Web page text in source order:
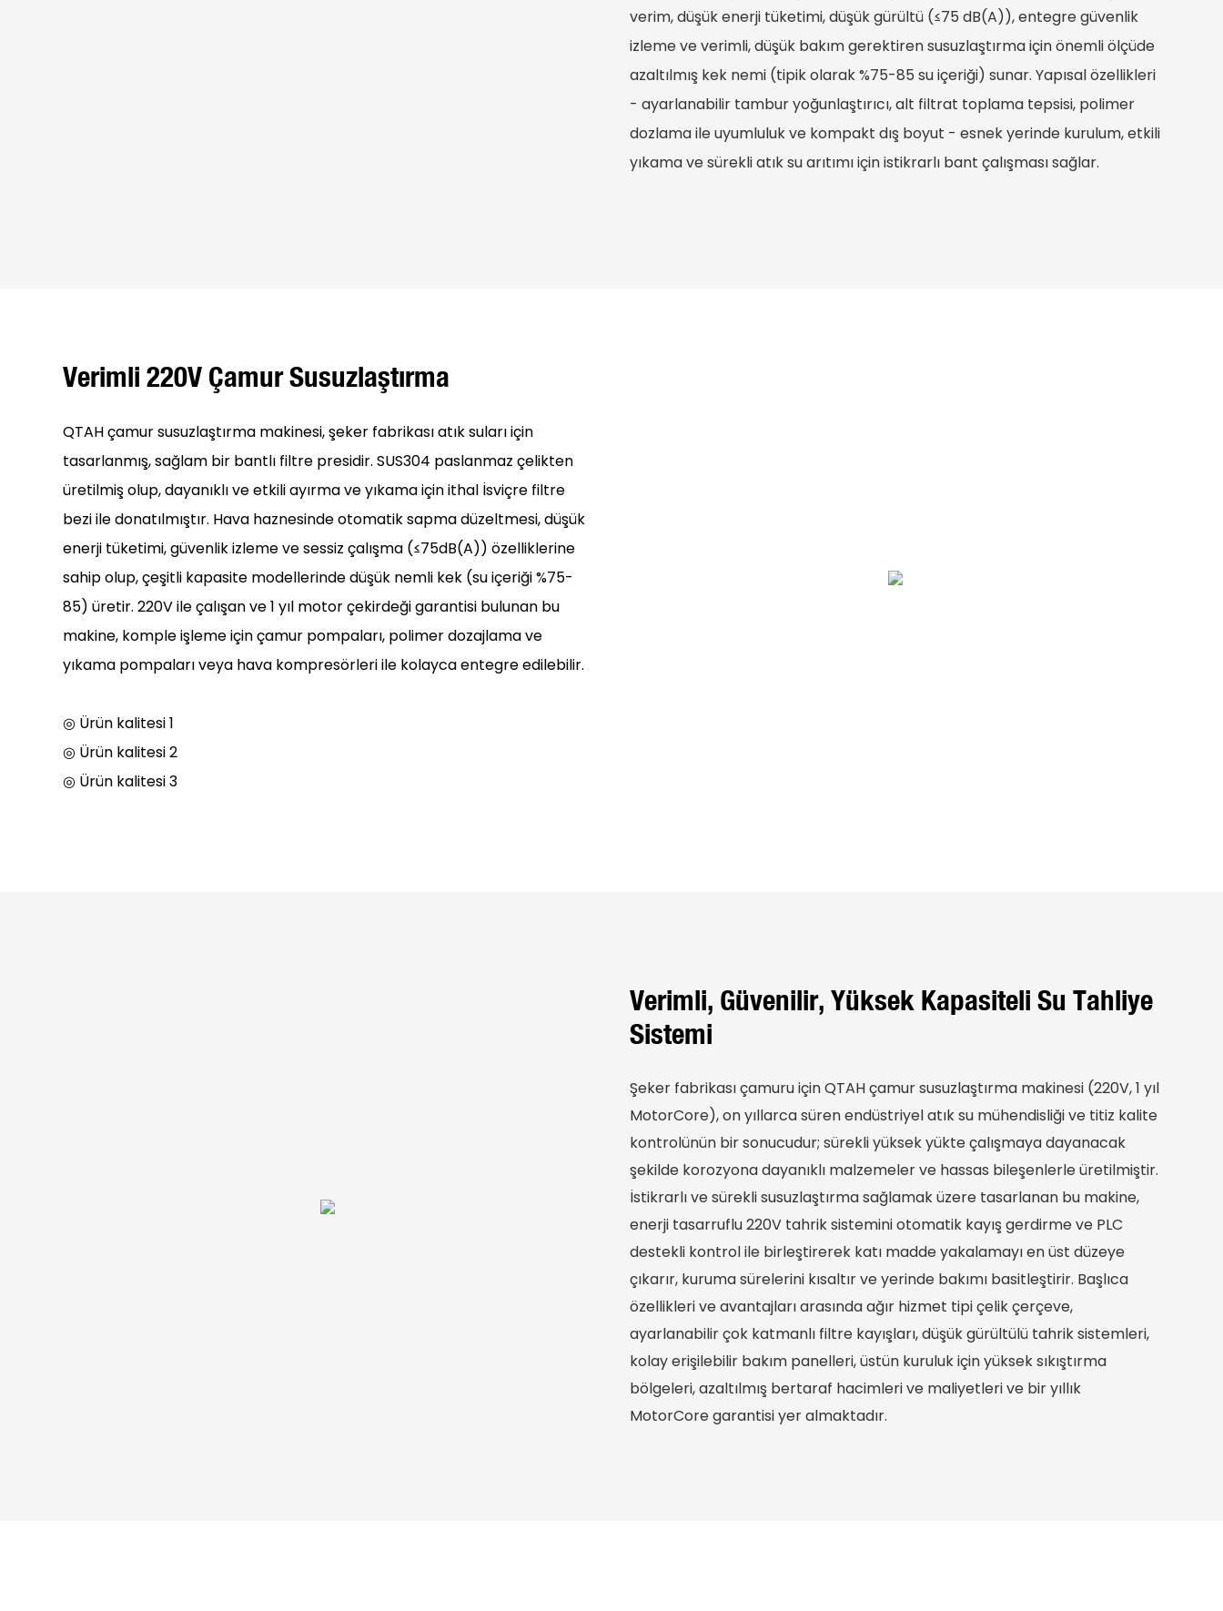
verim, düşük enerji tüketimi, düşük gürültü (≤75 dB(A)), entegre güvenlik
izleme ve verimli, düşük bakım gerektiren susuzlaştırma için önemli ölçüde
azaltılmış kek nemi (tipik olarak %75-85 su içeriği) sunar. Yapısal özellikleri
- ayarlanabilir tambur yoğunlaştırıcı, alt filtrat toplama tepsisi, polimer
dozlama ile uyumluluk ve kompakt dış boyut - esnek yerinde kurulum, etkili
yıkama ve sürekli atık su arıtımı için istikrarlı bant çalışması sağlar.
Verimli 220V Çamur Susuzlaştırma
QTAH çamur susuzlaştırma makinesi, şeker fabrikası atık suları için
tasarlanmış, sağlam bir bantlı filtre presidir. SUS304 paslanmaz çelikten
üretilmiş olup, dayanıklı ve etkili ayırma ve yıkama için ithal İsviçre filtre
bezi ile donatılmıştır. Hava haznesinde otomatik sapma düzeltmesi, düşük
enerji tüketimi, güvenlik izleme ve sessiz çalışma (≤75dB(A)) özelliklerine
sahip olup, çeşitli kapasite modellerinde düşük nemli kek (su içeriği %75-
85) üretir. 220V ile çalışan ve 1 yıl motor çekirdeği garantisi bulunan bu
makine, komple işleme için çamur pompaları, polimer dozajlama ve
yıkama pompaları veya hava kompresörleri ile kolayca entegre edilebilir.
◎ Ürün kalitesi 1
◎ Ürün kalitesi 2
◎ Ürün kalitesi 3
Verimli, Güvenilir, Yüksek Kapasiteli Su Tahliye
Sistemi
Şeker fabrikası çamuru için QTAH çamur susuzlaştırma makinesi (220V, 1 yıl
MotorCore), on yıllarca süren endüstriyel atık su mühendisliği ve titiz kalite
kontrolünün bir sonucudur; sürekli yüksek yükte çalışmaya dayanacak
şekilde korozyona dayanıklı malzemeler ve hassas bileşenlerle üretilmiştir.
İstikrarlı ve sürekli susuzlaştırma sağlamak üzere tasarlanan bu makine,
enerji tasarruflu 220V tahrik sistemini otomatik kayış gerdirme ve PLC
destekli kontrol ile birleştirerek katı madde yakalamayı en üst düzeye
çıkarır, kuruma sürelerini kısaltır ve yerinde bakımı basitleştirir. Başlıca
özellikleri ve avantajları arasında ağır hizmet tipi çelik çerçeve,
ayarlanabilir çok katmanlı filtre kayışları, düşük gürültülü tahrik sistemleri,
kolay erişilebilir bakım panelleri, üstün kuruluk için yüksek sıkıştırma
bölgeleri, azaltılmış bertaraf hacimleri ve maliyetleri ve bir yıllık
MotorCore garantisi yer almaktadır.